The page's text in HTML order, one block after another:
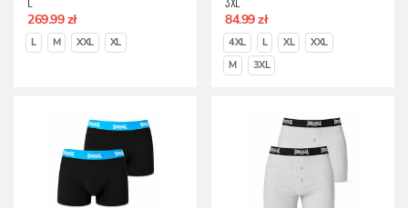
269.99 zł
L M XXL XL
84.99 zł
4XL L XL
XXL
M
3XL